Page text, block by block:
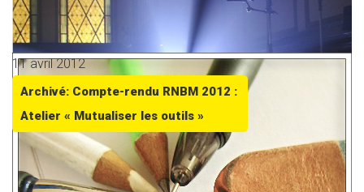
11 avril 2012
Archivé: Compte-rendu RNBM 2012 :
Atelier « Mutualiser les outils »